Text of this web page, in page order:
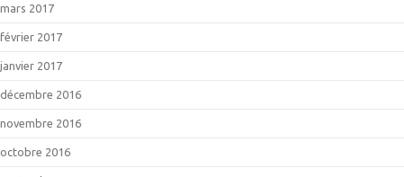
mars 2017
février 2017
janvier 2017
décembre 2016
novembre 2016
octobre 2016